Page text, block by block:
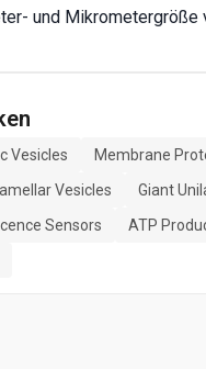
und Mikrometergröße
Vesicles
Membrane
Vesicles
Giant
Sensors
ATP